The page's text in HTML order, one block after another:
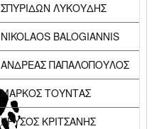
ΣΠΥΡΙΔΩΝ ΛΥΚΟΥΔΗΣ
NIKOLAOS BALOGIANNIS
ΑΝΔΡΕΑΣ ΠΑΠΑΛΟΠΟΥΛΟΣ
ΜΑΡΚΟΣ ΤΟΥΝΤΑΣ
ΧΡΥΣΟΣ ΚΡΙΤΣΑΝΗΣ